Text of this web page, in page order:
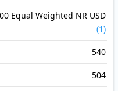
Equal Weighted NR USD
(1)
540
504